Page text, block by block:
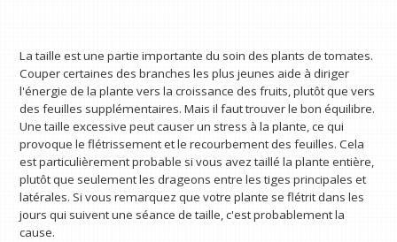
La taille est une partie importante du soin des plants de tomates.
Couper certaines des branches les plus jeunes aide à diriger
l'énergie de la plante vers la croissance des fruits, plutôt que vers
des feuilles supplémentaires. Mais il faut trouver le bon équilibre.
Une taille excessive peut causer un stress à la plante, ce qui
provoque le flétrissement et le recourbement des feuilles. Cela
est particulièrement probable si vous avez taillé la plante entière,
plutôt que seulement les drageons entre les tiges principales et
latérales. Si vous remarquez que votre plante se flétrit dans les
jours qui suivent une séance de taille, c'est probablement la
cause.